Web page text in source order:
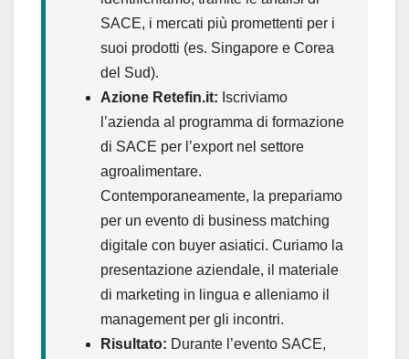
SACE, i mercati più promettenti per i
suoi prodotti (es. Singapore e Corea
del Sud).
Azione Retefin.it: Iscriviamo
l’azienda al programma di formazione
di SACE per l’export nel settore
agroalimentare.
Contemporaneamente, la prepariamo
per un evento di business matching
digitale con buyer asiatici. Curiamo la
presentazione aziendale, il materiale
di marketing in lingua e alleniamo il
management per gli incontri.
Risultato: Durante l’evento SACE,